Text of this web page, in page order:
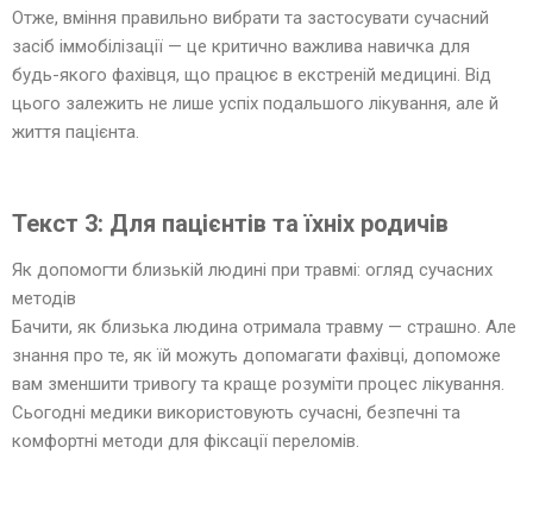
Отже, вміння правильно вибрати та застосувати сучасний
засіб іммобілізації — це критично важлива навичка для
будь-якого фахівця, що працює в екстреній медицині. Від
цього залежить не лише успіх подальшого лікування, але й
життя пацієнта.
Текст 3: Для пацієнтів та їхніх родичів
Як допомогти близькій людині при травмі: огляд сучасних
методів
Бачити, як близька людина отримала травму — страшно. Але
знання про те, як їй можуть допомагати фахівці, допоможе
вам зменшити тривогу та краще розуміти процес лікування.
Сьогодні медики використовують сучасні, безпечні та
комфортні методи для фіксації переломів.